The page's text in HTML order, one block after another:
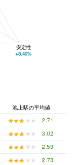
安定性
+8.40%
池上駅の平均値
★★★★★
★★★★★
2.71
★★★★★
★★★★★
3.02
★★★★★
★★★★★
2.59
★★★★★
★★★★★ 2.73